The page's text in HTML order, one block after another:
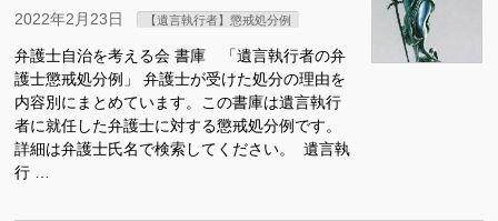
2022年2月23日 【遺言執行者】懲戒処分例
弁護士自治を考える会 書庫 「遺言執行者の弁
護士懲戒処分例」 弁護士が受けた処分の理由を
内容別にまとめています。この書庫は遺言執行
者に就任した弁護士に対する懲戒処分例です。
詳細は弁護士氏名で検索してください。 遺言執
行 …